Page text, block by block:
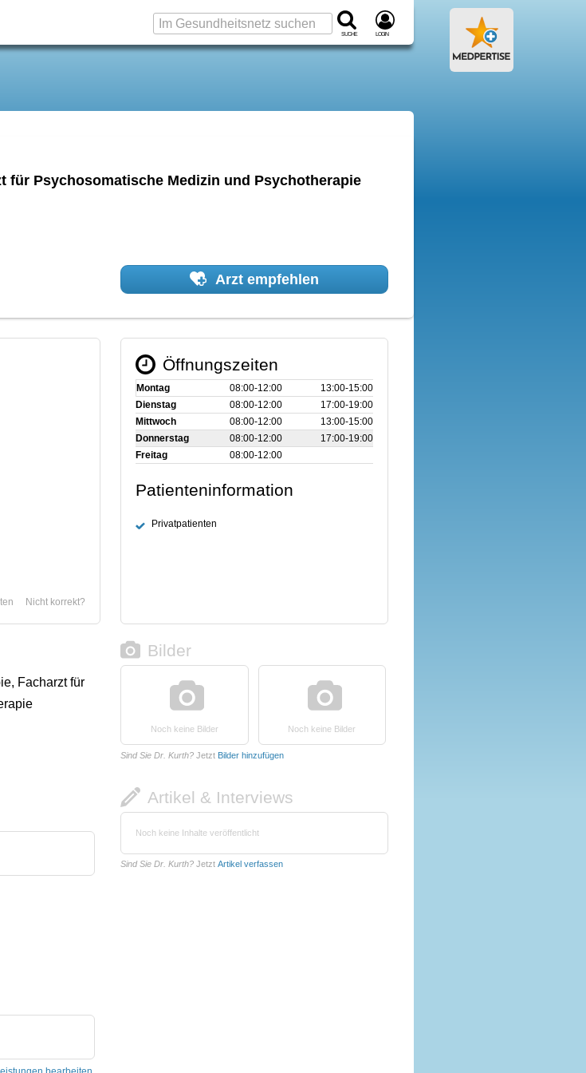
Suche Login
für Psychosomatische Medizin und Psychotherapie
Arzt empfehlen
Nicht korrekt?
Öffnungszeiten
Montag 08:00‑12:00
13:00‑15:00
Dienstag
08:00‑12:00
17:00‑19:00
Mittwoch
08:00‑12:00
13:00‑15:00
Donnerstag
08:00‑12:00
17:00‑19:00
Freitag
08:00‑12:00
Patienteninformation
Privatpatienten
Facharzt für
Bilder
Noch keine Bilder Noch keine Bilder
Sind Sie Dr. Kurth? Jetzt Bilder hinzufügen
Artikel & Interviews
Noch keine Inhalte veröffentlicht
Sind Sie Dr. Kurth? Jetzt Artikel verfassen